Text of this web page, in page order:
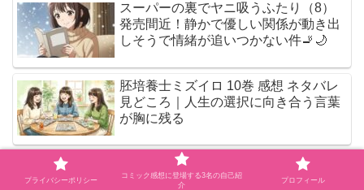
スーパーの裏でヤニ吸うふたり（8）
発売間近！静かで優しい関係が動き出
しそうで情緒が追いつかない件🚬🌙
胚培養士ミズイロ 10巻 感想 ネタバレ
見どころ｜人生の選択に向き合う言葉
が胸に残る
極北のゲロイ（1） 感想 ネタバレ 見ど
ころ｜終戦後に始まった知られざる戦
プライバシーポリシー
コミック感想に登場する3名の自己紹
介
プロフィール